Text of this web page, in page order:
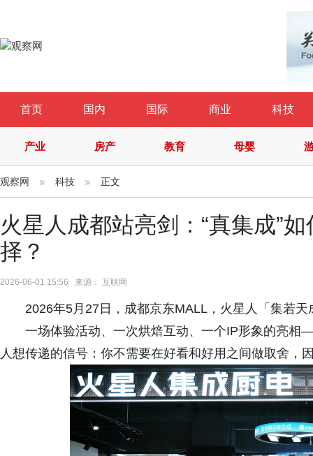
首页 国内 国际 商业 科技
产业 房产 教育 母婴
观察网 科技 正文
火星人成都站亮剑：“真集成”
择？
2026-06-01 15:56 来源： 互联网
2026年5月27日，成都京东MALL，火星人「集若
一场体验活动、一次烘焙互动、一个IP形象的亮
人想传递的信号：你不需要在好看和好用之间做取舍，